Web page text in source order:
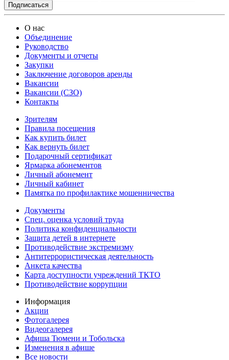
О нас
Объединение
Руководство
Документы и отчеты
Закупки
Заключение договоров аренды
Вакансии
Вакансии (СЗО)
Контакты
Зрителям
Правила посещения
Как купить билет
Как вернуть билет
Подарочный сертификат
Ярмарка абонементов
Личный абонемент
Личный кабинет
Памятка по профилактике мошенничества
Документы
Спец. оценка условий труда
Политика конфиденциальности
Защита детей в интернете
Противодействие экстремизму
Антитеррористическая деятельность
Анкета качества
Карта доступности учреждений ТКТО
Противодействие коррупции
Информация
Акции
Фотогалерея
Видеогалерея
Афиша Тюмени и Тобольска
Изменения в афише
Все новости